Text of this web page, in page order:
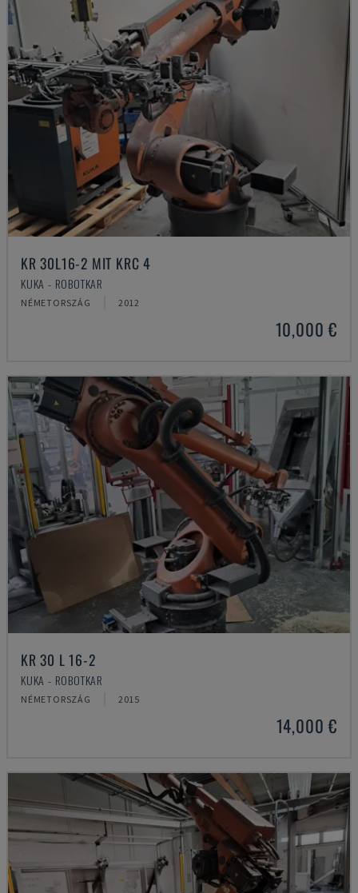
KR 30L16-2 MIT KRC 4
KUKA - ROBOTKAR
NÉMETORSZÁG 2012
10,000 €
KR 30 L 16-2
KUKA - ROBOTKAR
NÉMETORSZÁG 2015
14,000 €